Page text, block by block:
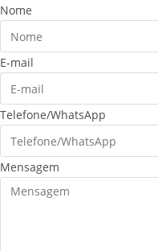
Nome
E-mail
Telefone/WhatsApp
Mensagem